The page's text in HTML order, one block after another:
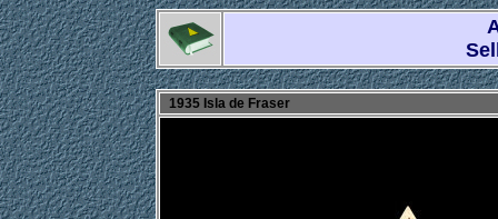
1935 Isla de Fraser